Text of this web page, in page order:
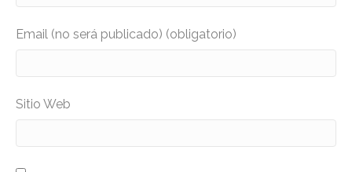
Email (no será publicado) (obligatorio)
Sitio Web